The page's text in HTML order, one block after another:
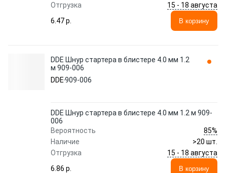
Отгрузка
15 - 18 августа
6.47 p.
В корзину
DDE Шнур стартера в блистере 4.0 мм 1.2
м 909-006
DDE909-006
DDE Шнур стартера в блистере 4.0 мм 1.2 м 909-
006
Вероятность
85%
Наличие
>20 шт.
Отгрузка
15 - 18 августа
6.86 p.
В корзину